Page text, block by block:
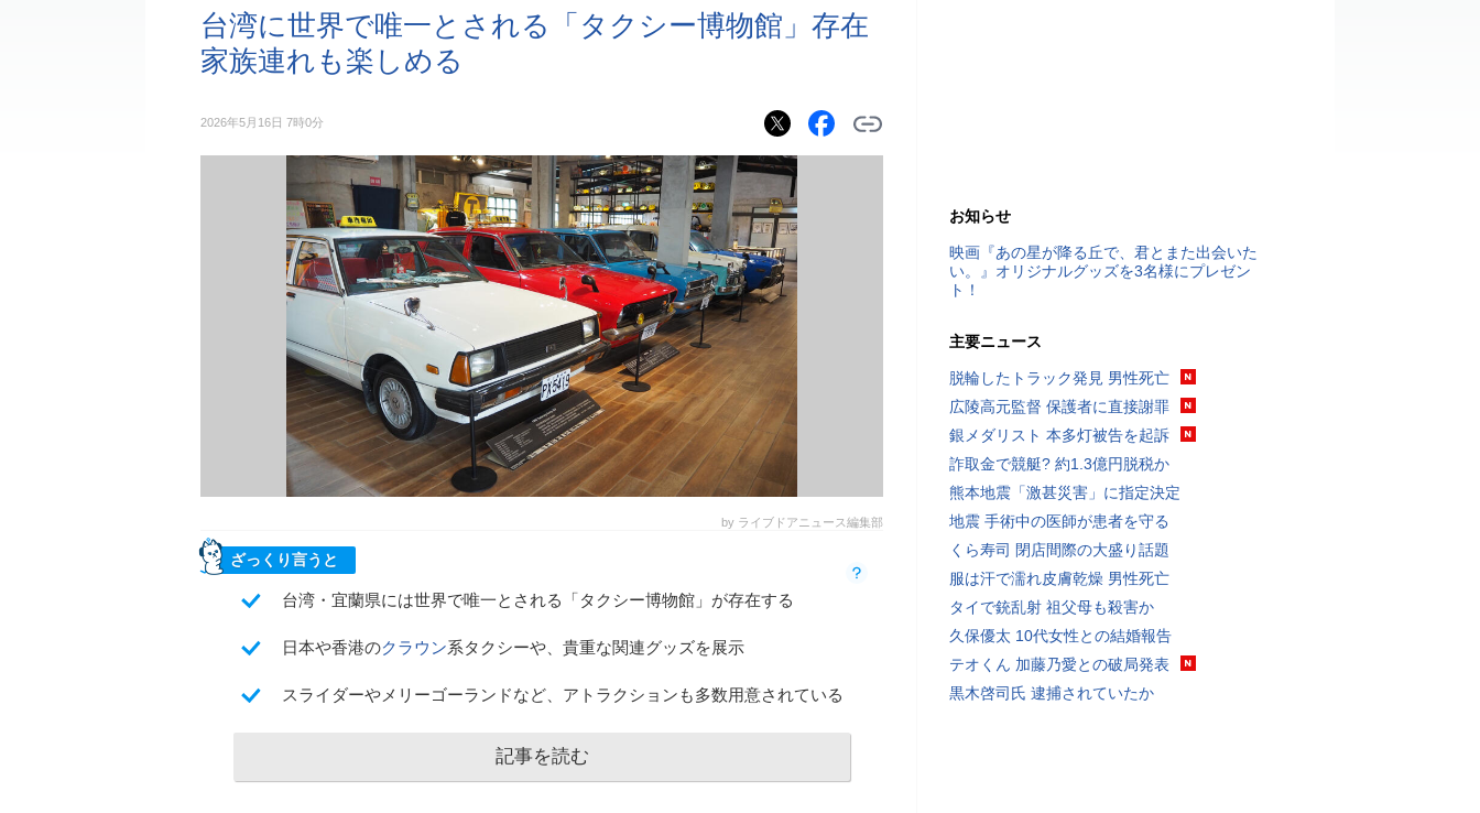
台湾に世界で唯一とされる「タクシー博物館」存在
家族連れも楽しめる
2026年5月16日 7時0分
by ライブドアニュース編集部
ざっくり言うと
台湾・宜蘭県には世界で唯一とされる「タクシー博物館」が存在する
日本や香港のクラウン系タクシーや、貴重な関連グッズを展示
スライダーやメリーゴーランドなど、アトラクションも多数用意されている
記事を読む
お知らせ
映画『あの星が降る丘で、君とまた出会いた
い。』オリジナルグッズを3名様にプレゼン
ト！
主要ニュース
脱輪したトラック発見 男性死亡
広陵高元監督 保護者に直接謝罪
銀メダリスト 本多灯被告を起訴
詐取金で競艇? 約1.3億円脱税か
熊本地震「激甚災害」に指定決定
地震 手術中の医師が患者を守る
くら寿司 閉店間際の大盛り話題
服は汗で濡れ皮膚乾燥 男性死亡
タイで銃乱射 祖父母も殺害か
久保優太 10代女性との結婚報告
テオくん 加藤乃愛との破局発表
黒木啓司氏 逮捕されていたか